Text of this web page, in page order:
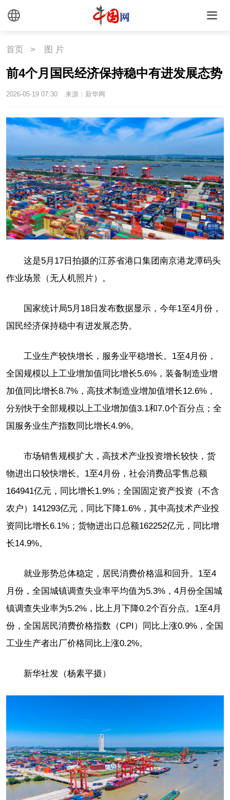
首页 > 图 片
前4个月国民经济保持稳中有进发展态势
2026-05-19 07:30 来源：新华网
这是5月17日拍摄的江苏省港口集团南京港龙潭码头
作业场景（无人机照片）。
国家统计局5月18日发布数据显示，今年1至4月份，
国民经济保持稳中有进发展态势。
工业生产较快增长，服务业平稳增长。1至4月份，
全国规模以上工业增加值同比增长5.6%，装备制造业增
加值同比增长8.7%，高技术制造业增加值增长12.6%，
分别快于全部规模以上工业增加值3.1和7.0个百分点；全
国服务业生产指数同比增长4.9%。
市场销售规模扩大，高技术产业投资增长较快，货
物进出口较快增长。1至4月份，社会消费品零售总额
164941亿元，同比增长1.9%；全国固定资产投资（不含
农户）141293亿元，同比下降1.6%，其中高技术产业投
资同比增长6.1%；货物进出口总额162252亿元，同比增
长14.9%。
就业形势总体稳定，居民消费价格温和回升。1至4
月份，全国城镇调查失业率平均值为5.3%，4月份全国城
镇调查失业率为5.2%，比上月下降0.2个百分点。1至4月
份，全国居民消费价格指数（CPI）同比上涨0.9%，全国
工业生产者出厂价格同比上涨0.2%。
新华社发（杨素平摄）